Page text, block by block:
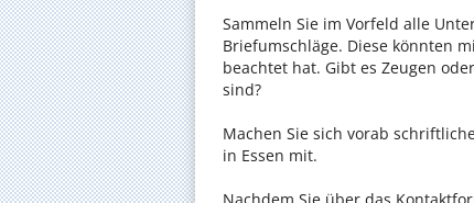
Sammeln Sie im Vorfeld alle
Briefumschläge. Diese könnten
beachtet hat. Gibt es Zeugen
sind?
Machen Sie sich vorab
in Essen mit.